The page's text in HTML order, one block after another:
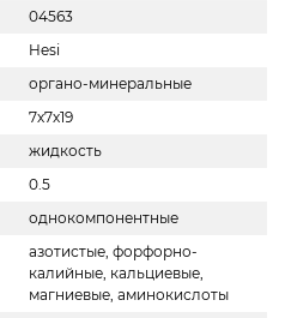
04563
Hesi
органо-минеральные
7х7х19
жидкость
0.5
однокомпонентные
азотистые, форфорно-
калийные, кальциевые,
магниевые, аминокислоты